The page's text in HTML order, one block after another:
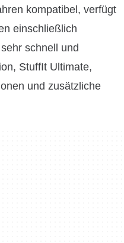
kompatibel, verfügt
einschließlich
schnell und
StuffIt Ultimate,
und zusätzliche